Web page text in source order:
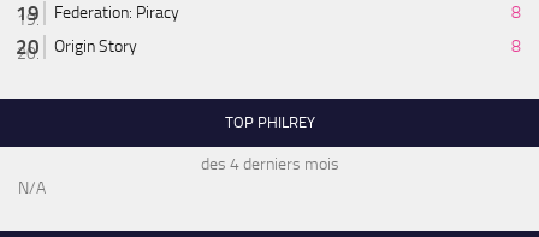
Federation: Piracy
8
Origin Story
8
TOP PHILREY
des 4 derniers mois
N/A